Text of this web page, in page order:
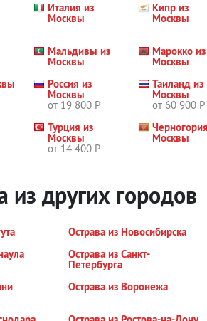
Италия из
Москвы
Кипр из
Москвы
Мальдивы из
Москвы
Марокко из
Москвы
Россия из
Москвы
от 19 800 Р
Таиланд из
Москвы
от 60 900 Р
Турция из
Москвы
от 14 400 Р
Москвы
из других городов
Острава из Новосибирска
Острава из Санкт-
Петербурга
Острава из Воронежа